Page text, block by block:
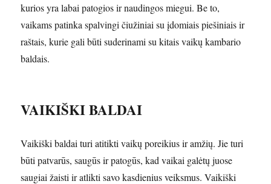
kurios yra labai patogios ir naudingos miegui. Be to,
vaikams patinka spalvingi čiužiniai su įdomiais piešiniais ir
raštais, kurie gali būti suderinami su kitais vaikų kambario
baldais.
VAIKIŠKI BALDAI
Vaikiški baldai turi atitikti vaikų poreikius ir amžių. Jie turi
būti patvarūs, saugūs ir patogūs, kad vaikai galėtų juose
saugiai žaisti ir atlikti savo kasdienius veiksmus. Vaikiški